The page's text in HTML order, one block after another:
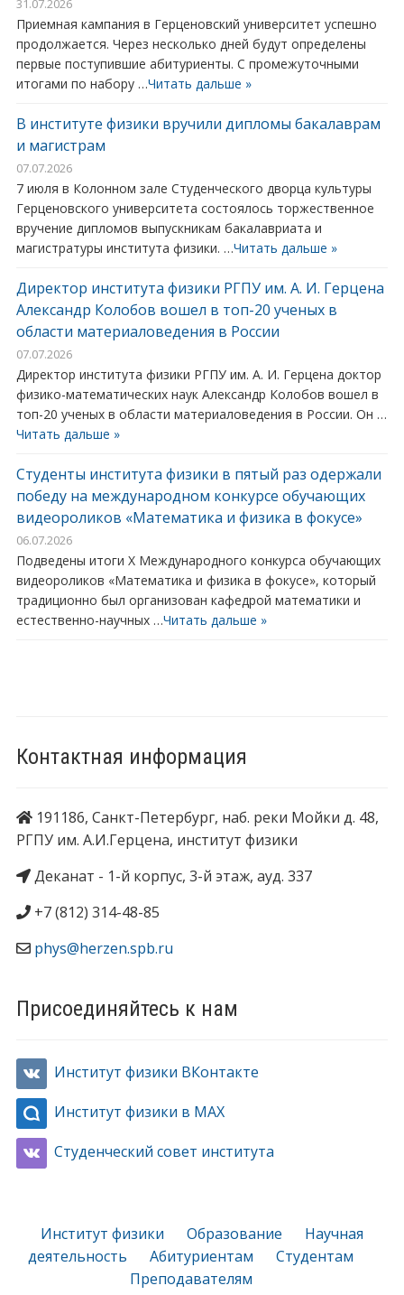
31.07.2026
Приемная кампания в Герценовский университет успешно
продолжается. Через несколько дней будут определены
первые поступившие абитуриенты. С промежуточными
итогами по набору …Читать дальше »
В институте физики вручили дипломы бакалаврам
и магистрам
07.07.2026
7 июля в Колонном зале Студенческого дворца культуры
Герценовского университета состоялось торжественное
вручение дипломов выпускникам бакалавриата и
магистратуры института физики. …Читать дальше »
Директор института физики РГПУ им. А. И. Герцена
Александр Колобов вошел в топ-20 ученых в
области материаловедения в России
07.07.2026
Директор института физики РГПУ им. А. И. Герцена доктор
физико-математических наук Александр Колобов вошел в
топ-20 ученых в области материаловедения в России. Он …
Читать дальше »
Студенты института физики в пятый раз одержали
победу на международном конкурсе обучающих
видеороликов «Математика и физика в фокусе»
06.07.2026
Подведены итоги X Международного конкурса обучающих
видеороликов «Математика и физика в фокусе», который
традиционно был организован кафедрой математики и
естественно-научных …Читать дальше »
Контактная информация
191186, Санкт-Петербург, наб. реки Мойки д. 48,
РГПУ им. А.И.Герцена, институт физики
Деканат - 1-й корпус, 3-й этаж, ауд. 337
+7 (812) 314-48-85
phys@herzen.spb.ru
Присоединяйтесь к нам
Институт физики ВКонтакте
Институт физики в MAX
Студенческий совет института
Институт физики Образование
Научная
деятельность
Абитуриентам
Студентам
Преподавателям